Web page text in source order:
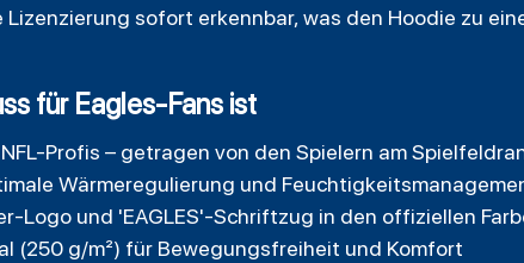
sofort erkennbar, was den Hoodie zu
für Eagles-Fans ist
Profis – getragen von den Spielern am
Wärmeregulierung und
Logo und 'EAGLES'-Schriftzug in den offiziellen
(250 g/m²) für Bewegungsfreiheit und Komfort